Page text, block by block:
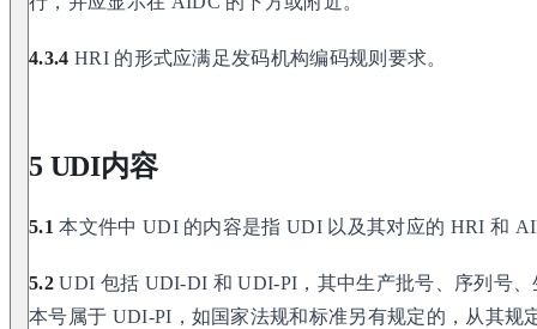
4.3.4 HRI 的形式应满足发码机构编码规则要求。
5 UDI内容
5.1 本文件中 UDI 的内容是指 UDI 以及其对应的 HRI 和
5.2UDI 包括 UDI-DI 和 UDI-PI，其中生产批号、序列号
本号属于 UDI-PI，如国家法规和标准另有规定的，从其规